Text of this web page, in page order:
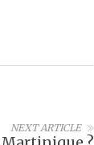
NEXT ARTICLE